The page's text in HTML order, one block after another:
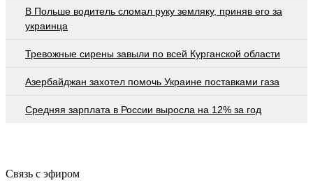
В Польше водитель сломал руку земляку, приняв его за
украинца
Тревожные сирены завыли по всей Курганской области
Азербайджан захотел помочь Украине поставками газа
Средняя зарплата в России выросла на 12% за год
Связь с эфиром